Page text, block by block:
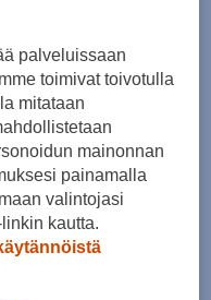
€palveluissaan
toimivat toivotulla
mitataan
mainonnan
painamalla
valintojasi
kautta.